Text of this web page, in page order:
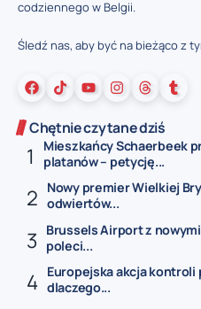
codziennego w Belgii.
Śledź nas, aby być na bieżąco z
Chętnie czytane dziś
Mieszkańcy Schaerbeek
platanów – petycję...
Nowy premier Wielkiej
odwiertów...
Brussels Airport z
poleci...
Europejska akcja kontroli
dlaczego...